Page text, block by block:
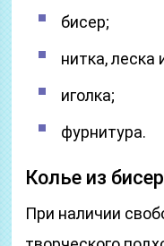
бисер;
нитка, леска
иголка;
фурнитура.
Колье из
При наличии